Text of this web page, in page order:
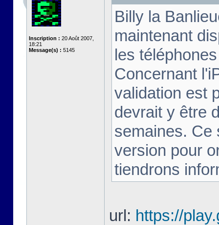
Inscription : 20 Août 2007,
18:21
Message(s) : 5145
Billy la
maintenant
les
Concernant
validation est
devrait y être
semaines. Ce
version pour
tiendrons
url: https://